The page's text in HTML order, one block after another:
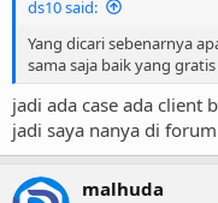
ds10 said:
Yang dicari sebenarnya
sama saja baik yang
jadi ada case ada client
jadi saya nanya di
malhuda